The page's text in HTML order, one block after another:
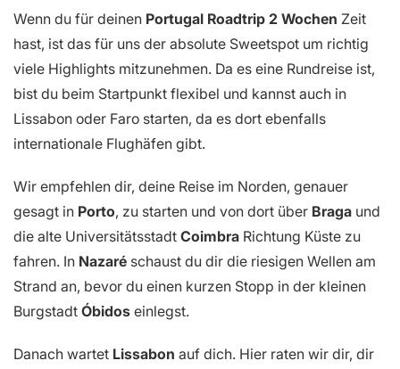
Wenn du für deinen Portugal Roadtrip 2 Wochen Zeit
hast, ist das für uns der absolute Sweetspot um richtig
viele Highlights mitzunehmen. Da es eine Rundreise ist,
bist du beim Startpunkt flexibel und kannst auch in
Lissabon oder Faro starten, da es dort ebenfalls
internationale Flughäfen gibt.
Wir empfehlen dir, deine Reise im Norden, genauer
gesagt in Porto, zu starten und von dort über Braga und
die alte Universitätsstadt Coimbra Richtung Küste zu
fahren. In Nazaré schaust du dir die riesigen Wellen am
Strand an, bevor du einen kurzen Stopp in der kleinen
Burgstadt Óbidos einlegst.
Danach wartet Lissabon auf dich. Hier raten wir dir, dir